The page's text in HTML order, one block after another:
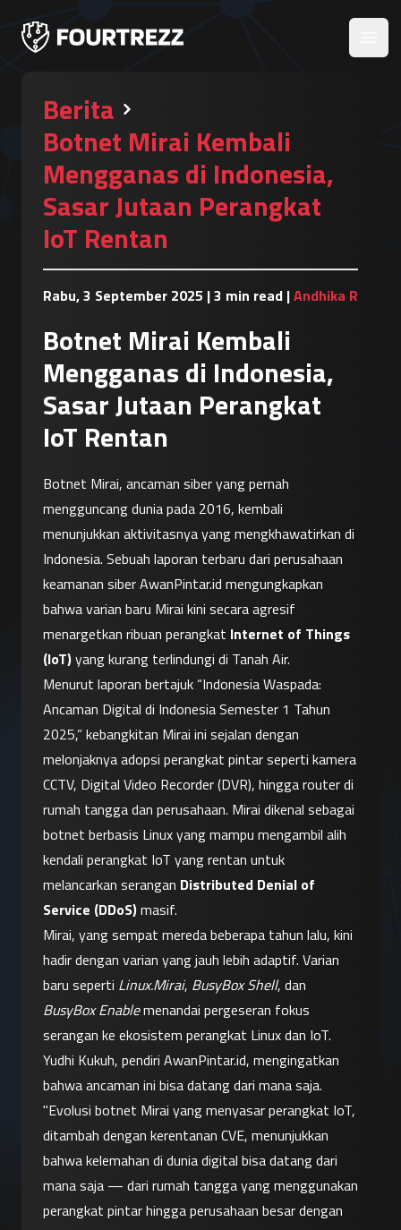
Berita
Botnet Mirai Kembali
Mengganas di Indonesia,
Sasar Jutaan Perangkat
IoT Rentan
Rabu, 3 September 2025 |3 min read |Andhika R
Botnet Mirai Kembali
Mengganas di Indonesia,
Sasar Jutaan Perangkat
IoT Rentan
Botnet Mirai, ancaman siber yang pernah
mengguncang dunia pada 2016, kembali
menunjukkan aktivitasnya yang mengkhawatirkan di
Indonesia. Sebuah laporan terbaru dari perusahaan
keamanan siber AwanPintar.id mengungkapkan
bahwa varian baru Mirai kini secara agresif
menargetkan ribuan perangkat Internet of Things
(IoT) yang kurang terlindungi di Tanah Air.
Menurut laporan bertajuk “Indonesia Waspada:
Ancaman Digital di Indonesia Semester 1 Tahun
2025,” kebangkitan Mirai ini sejalan dengan
melonjaknya adopsi perangkat pintar seperti kamera
CCTV, Digital Video Recorder (DVR), hingga router di
rumah tangga dan perusahaan. Mirai dikenal sebagai
botnet berbasis Linux yang mampu mengambil alih
kendali perangkat IoT yang rentan untuk
melancarkan serangan Distributed Denial of
Service (DDoS) masif.
Mirai, yang sempat mereda beberapa tahun lalu, kini
hadir dengan varian yang jauh lebih adaptif. Varian
baru seperti Linux.Mirai, BusyBox Shell
BusyBox Enable menandai pergeseran fokus
serangan ke ekosistem perangkat Linux dan IoT.
Yudhi Kukuh, pendiri AwanPintar.id, mengingatkan
bahwa ancaman ini bisa datang dari mana saja.
"Evolusi botnet Mirai yang menyasar perangkat IoT,
ditambah dengan kerentanan CVE, menunjukkan
bahwa kelemahan di dunia digital bisa datang dari
mana saja — dari rumah tangga yang menggunakan
perangkat pintar hingga perusahaan besar dengan